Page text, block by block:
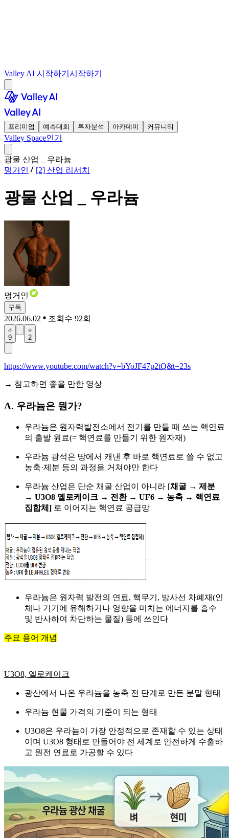
Valley AI 시작하기 시작하기
프리미엄 예측대회 투자분석 아카데미 커뮤니티
Valley Space인기
광물 산업 _ 우라늄
멍거인
[2] 산업 리서치
광물 산업 _ 우라늄
멍거인
구독
2026.06.02 조회수 92회
9 2
https://www.youtube.com/watch?v=bYoJF47p2tQ&t=23s
→ 참고하면 좋을 만한 영상
A. 우라늄은 뭔가?
우라늄은 원자력발전소에서 전기를 만들 때 쓰는 핵연료
의 출발 원료(= 핵연료를 만들기 위한 원자재)
우라늄 광석은 땅에서 캐낸 후 바로 핵연료로 쓸 수 없고
농축·제분 등의 과정을 거쳐야만 한다
우라늄 산업은 단순 채굴 산업이 아니라 [채굴 → 제분
→ U3O8 옐로케이크 → 전환 → UF6 → 농축 → 핵연료
집합체] 로 이어지는 핵연료 공급망
우라늄은 원자력 발전의 연료, 핵무기, 방사선 차폐재(인
체나 기기에 유해하거나 영향을 미치는 에너지를 흡수
및 반사하여 차단하는 물질) 등에 쓰인다
주요 용어 개념
U3O8, 옐로케이크
광산에서 나온 우라늄을 농축 전 단계로 만든 분말 형태
우라늄 현물 가격의 기준이 되는 형태
U3​O8​은 우라늄이 가장 안정적으로 존재할 수 있는 상태
이며 U3​O8​ 형태로 만들어야 전 세계로 안전하게 수출하
고 원전 연료로 가공할 수 있다